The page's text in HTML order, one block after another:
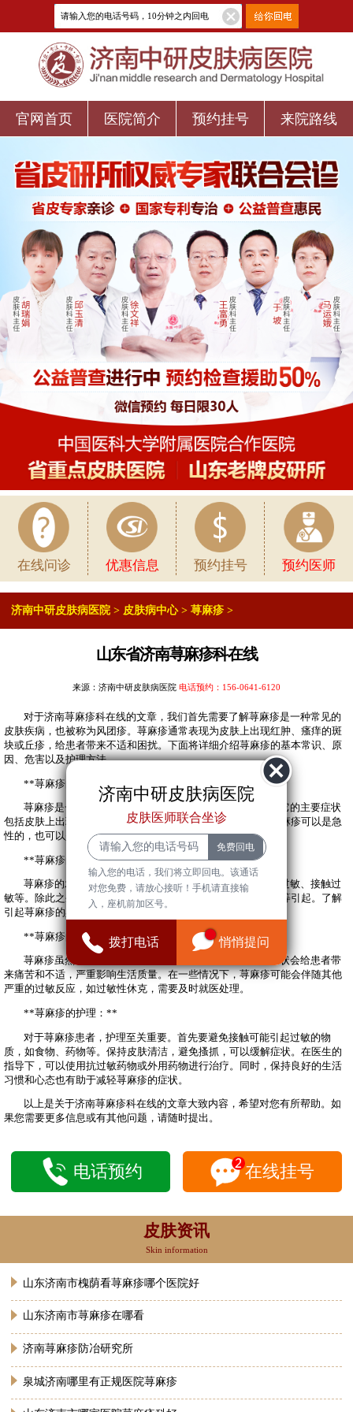
官网首页 医院简介 预约挂号 来院路线
在线问诊 优惠信息 预约挂号 预约医师
济南中研皮肤病医院 > 皮肤病中心> 荨麻疹 >
山东省济南荨麻疹科在线
来源：济南中研皮肤病医院 电话预约： 156-0641-6120
对于济南荨麻疹科在线的文章，我们首先需要了解荨麻疹是一种常见的
皮肤疾病，也被称为风团疹。荨麻疹通常表现为皮肤上出现红肿、瘙痒的斑
块或丘疹，给患者带来不适和困扰。下面将详细介绍荨麻疹的基本常识、原
因、危害以及护理方法。
**荨麻疹的基本常识：**
荨麻疹是一种过敏性皮肤病，常见于各个年龄段的人群。它的主要症状
包括皮肤上出现红肿、瘙痒的风团，有时还伴随着灼热感。荨麻疹可以是急
性的，也可以是慢性的，患者需要及时就医进行诊断和治疗。
**荨麻疹的原因：**
荨麻疹的发生通常与过敏反应有关，包括食物过敏、药物过敏、接触过
敏等。除此之外，荨麻疹还可能由感染、环境因素、情绪压力等引起。了解
引起荨麻疹的具体原因对于预防和治疗荨麻疹至关重要。
**荨麻疹的危害：**
荨麻疹虽然通常不会对患者的生命构成直接威胁，但其症状会给患者带
来痛苦和不适，严重影响生活质量。在一些情况下，荨麻疹可能会伴随其他
严重的过敏反应，如过敏性休克，需要及时就医处理。
**荨麻疹的护理：**
对于荨麻疹患者，护理至关重要。首先要避免接触可能引起过敏的物
质，如食物、药物等。保持皮肤清洁，避免搔抓，可以缓解症状。在医生的
指导下，可以使用抗过敏药物或外用药物进行治疗。同时，保持良好的生活
习惯和心态也有助于减轻荨麻疹的症状。
以上是关于济南荨麻疹科在线的文章大致内容，希望对您有所帮助。如
果您需要更多信息或有其他问题，请随时提出。
电话预约 在线挂号
皮肤资讯
Skin information
山东济南市槐荫看荨麻疹哪个医院好
山东济南市荨麻疹在哪看
济南荨麻疹防冶研究所
泉城济南哪里有正规医院荨麻疹
济南中研皮肤病医院
皮肤医师联合坐诊
输入您的电话，我们将立即回电。该通话
对您免费，请放心接听！手机请直接输
入，座机前加区号。
拨打电话 悄悄提问